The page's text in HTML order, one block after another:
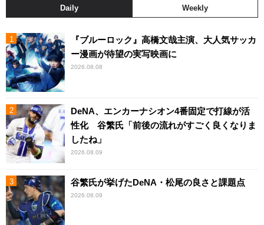
Daily Weekly
『ブルーロック』高橋文哉主演、大人気サッカ
ー漫画が待望の実写映画に
2026.08.08
DeNA、エンカーナシオン4番固定で打線が活
性化 谷繁氏「前後の流れがすごく良くなりま
したね」
2026.08.09
谷繁氏が挙げたDeNA・松尾の良さと課題点
2026.08.09